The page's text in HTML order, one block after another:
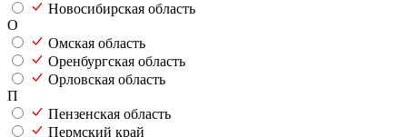
Новосибирская область
О
Омская область
Оренбургская область
Орловская область
П
Пензенская область
Пермский край